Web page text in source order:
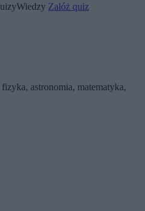
Załóż quiz
astronomia, matematyka,